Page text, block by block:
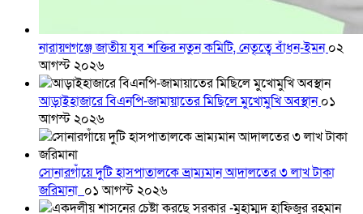
নারায়ণগঞ্জে জাতীয় যুব শক্তির নতুন কমিটি, নেতৃত্বে বাঁধন-ইমন০২
আগস্ট ২০২৬
আড়াইহাজারে বিএনপি-জামায়াতের মিছিলে মুখোমুখি অবস্থান০১
আগস্ট ২০২৬
সোনারগাঁয়ে দুটি হাসপাতালকে ভ্রাম্যমান আদালতের ৩ লাখ টাকা
জরিমানা ০১ আগস্ট ২০২৬